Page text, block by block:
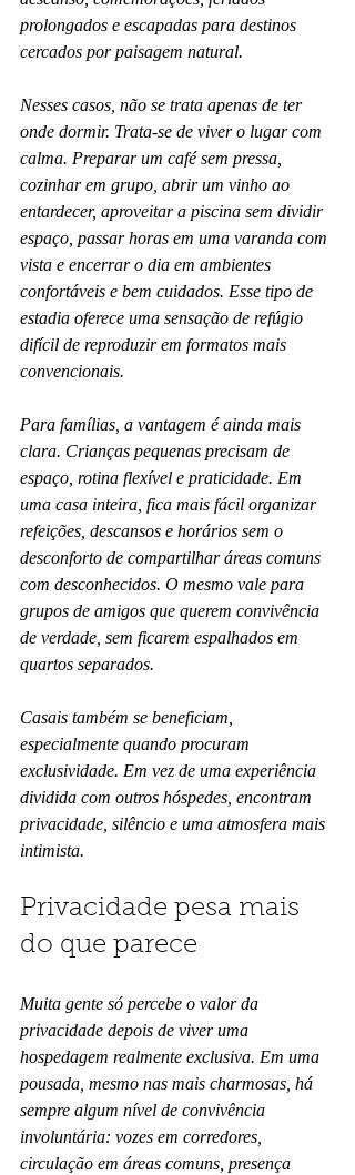
prolongados e escapadas para destinos
cercados por paisagem natural.
Nesses casos, não se trata apenas de ter
onde dormir. Trata-se de viver o lugar com
calma. Preparar um café sem pressa,
cozinhar em grupo, abrir um vinho ao
entardecer, aproveitar a piscina sem dividir
espaço, passar horas em uma varanda com
vista e encerrar o dia em ambientes
confortáveis e bem cuidados. Esse tipo de
estadia oferece uma sensação de refúgio
difícil de reproduzir em formatos mais
convencionais.
Para famílias, a vantagem é ainda mais
clara. Crianças pequenas precisam de
espaço, rotina flexível e praticidade. Em
uma casa inteira, fica mais fácil organizar
refeições, descansos e horários sem o
desconforto de compartilhar áreas comuns
com desconhecidos. O mesmo vale para
grupos de amigos que querem convivência
de verdade, sem ficarem espalhados em
quartos separados.
Casais também se beneficiam,
especialmente quando procuram
exclusividade. Em vez de uma experiência
dividida com outros hóspedes, encontram
privacidade, silêncio e uma atmosfera mais
intimista.
Privacidade pesa mais
do que parece
Muita gente só percebe o valor da
privacidade depois de viver uma
hospedagem realmente exclusiva. Em uma
pousada, mesmo nas mais charmosas, há
sempre algum nível de convivência
involuntária: vozes em corredores,
circulação em áreas comuns, presença